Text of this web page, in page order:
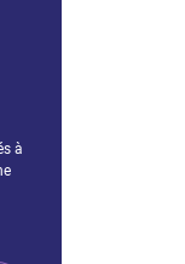
à